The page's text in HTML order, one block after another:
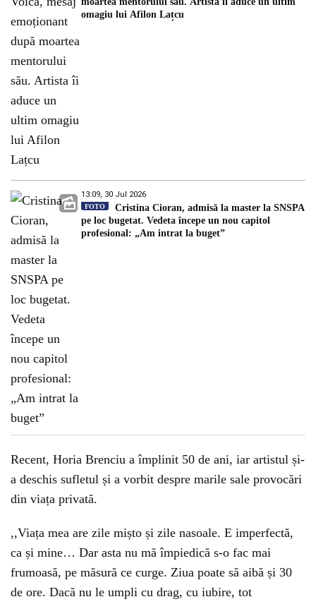
omagiu lui Afilon Lațcu
13:09, 30 Jul 2026
FOTO
Cristina Cioran, admisă la master la SNSPA
pe loc bugetat. Vedeta începe un nou capitol
profesional: „Am intrat la buget”
Recent, Horia Brenciu a împlinit 50 de ani, iar artistul și-
a deschis sufletul și a vorbit despre marile sale provocări
din viața privată.
,,Viața mea are zile mișto și zile nasoale. E imperfectă,
ca și mine… Dar asta nu mă împiedică s-o fac mai
frumoasă, pe măsură ce curge. Ziua poate să aibă și 30
de ore. Dacă nu le umpli cu drag, cu iubire, tot